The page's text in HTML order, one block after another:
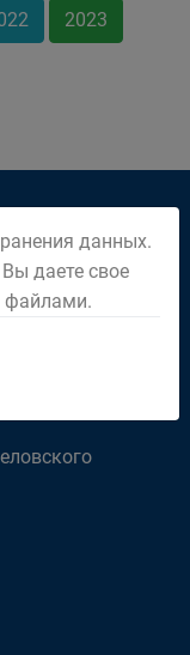
2023
данных.
даете свое
файлами.